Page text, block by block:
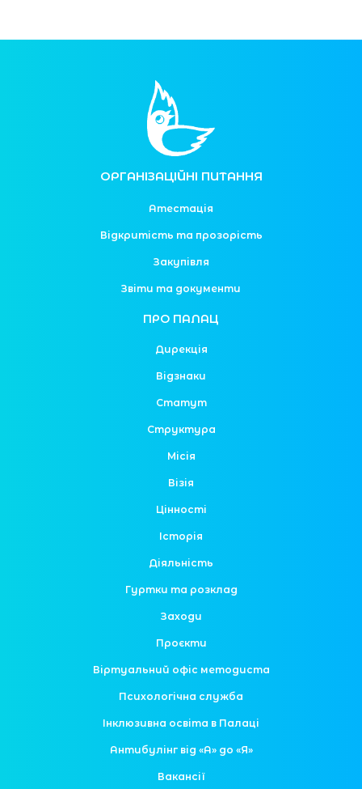
ОРГАНІЗАЦІЙНІ ПИТАННЯ
Атестація
Відкритість та прозорість
Закупівля
Звіти та документи
ПРО ПАЛАЦ
Дирекція
Відзнаки
Статут
Структура
Місія
Візія
Цінності
Історія
Діяльність
Гуртки та розклад
Заходи
Проєкти
Віртуальний офіс методиста
Психологічна служба
Інклюзивна освіта в Палаці
Антибулінг від «А» до «Я»
Вакансії